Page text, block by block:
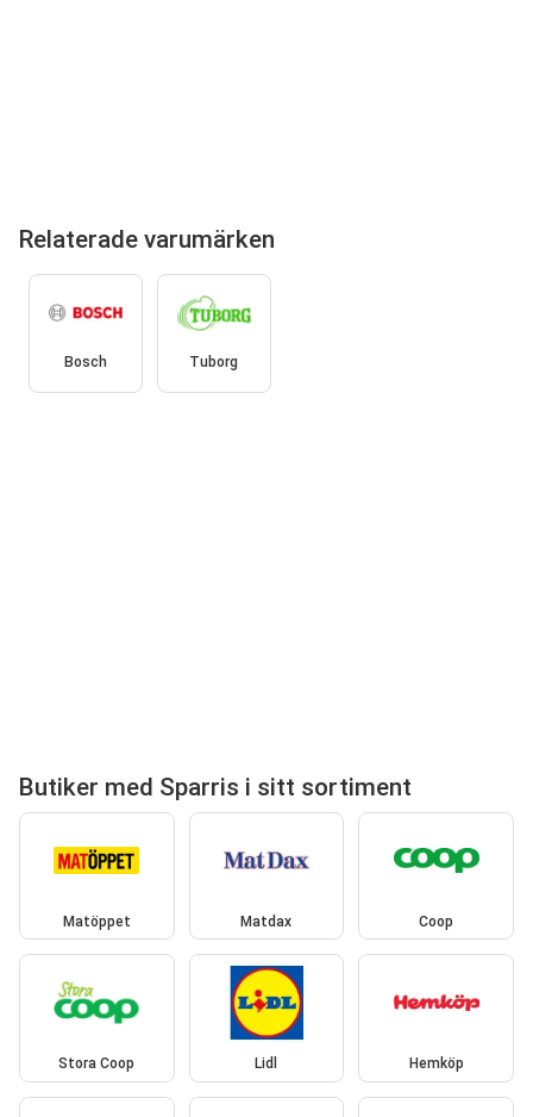
Relaterade varumärken
Bosch Tuborg
Butiker med Sparris i sitt sortiment
Matöppet Matdax Coop
Stora Coop Lidl Hemköp